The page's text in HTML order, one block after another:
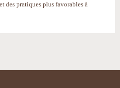
des pratiques plus favorables à